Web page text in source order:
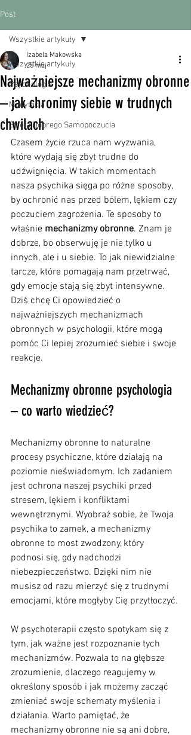
Post
Wszystkie artykuły
Psychologia
Medytacja
Strefa Dobrego Samopoczucia
Wszystkie artykuły
Najważniejsze mechanizmy obronne
– jak chronimy siebie w trudnych
chwilach
Izabela Makowska
25 maj
Czasem życie rzuca nam wyzwania,
które wydają się zbyt trudne do
udźwignięcia. W takich momentach
nasza psychika sięga po różne sposoby,
by ochronić nas przed bólem, lękiem czy
poczuciem zagrożenia. Te sposoby to
właśnie mechanizmy obronne. Znam je
dobrze, bo obserwuję je nie tylko u
innych, ale i u siebie. To jak niewidzialne
tarcze, które pomagają nam przetrwać,
gdy emocje stają się zbyt intensywne.
Dziś chcę Ci opowiedzieć o
najważniejszych mechanizmach
obronnych w psychologii, które mogą
pomóc Ci lepiej zrozumieć siebie i swoje
reakcje.
Mechanizmy obronne psychologia
– co warto wiedzieć?
Mechanizmy obronne to naturalne
procesy psychiczne, które działają na
poziomie nieświadomym. Ich zadaniem
jest ochrona naszej psychiki przed
stresem, lękiem i konfliktami
wewnętrznymi. Wyobraź sobie, że Twoja
psychika to zamek, a mechanizmy
obronne to most zwodzony, który
podnosi się, gdy nadchodzi
niebezpieczeństwo. Dzięki nim nie
musisz od razu mierzyć się z trudnymi
emocjami, które mogłyby Cię przytłoczyć.
W psychoterapii często spotykam się z
tym, jak ważne jest rozpoznanie tych
mechanizmów. Pozwala to na głębsze
zrozumienie, dlaczego reagujemy w
określony sposób i jak możemy zacząć
zmieniać swoje schematy myślenia i
działania. Warto pamiętać, że
mechanizmy obronne nie są ani dobre,